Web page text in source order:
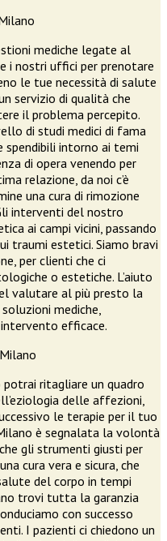
mediche legate al
i nostri uffici per prenotare
le tue necessità di salute
servizio di qualità che
il problema percepito.
di studi medici di fama
spendibili intorno ai temi
di opera venendo per
relazione, da noi c’è
una cura di rimozione
interventi del nostro
ai campi vicini, passando
traumi estetici. Siamo bravi
per clienti che ci
o estetiche. L’aiuto
valutare al più presto la
mediche,
efficace.
ritagliare un quadro
delle affezioni,
le terapie per il tuo
è segnalata la volontà
gli strumenti giusti per
cura vera e sicura, che
del corpo in tempi
trovi tutta la garanzia
con successo
I pazienti ci chiedono un